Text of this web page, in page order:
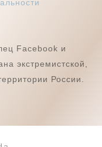
Facebook и
экстремистской,
России.